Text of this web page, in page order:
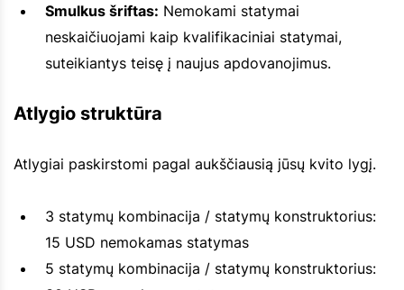
Smulkus šriftas: Nemokami statymai
neskaičiuojami kaip kvalifikaciniai statymai,
suteikiantys teisę į naujus apdovanojimus.
Atlygio struktūra
Atlygiai paskirstomi pagal aukščiausią jūsų kvito lygį.
3 statymų kombinacija / statymų konstruktorius:
15 USD nemokamas statymas
5 statymų kombinacija / statymų konstruktorius: